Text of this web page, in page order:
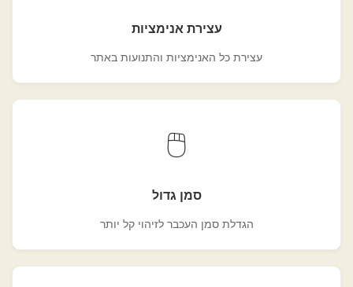
עצירת אנימציות
עצירת כל האנימציות והתנועות באתר
🖱️
סמן גדול
הגדלת סמן העכבר לזיהוי קל יותר